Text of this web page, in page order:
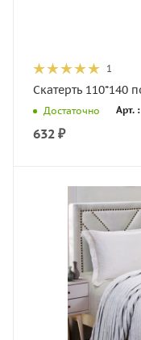
1
Скатерть 110*140
Достаточно Арт.
632 ₽